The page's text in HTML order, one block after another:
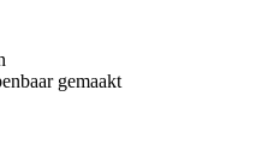
gemaakt